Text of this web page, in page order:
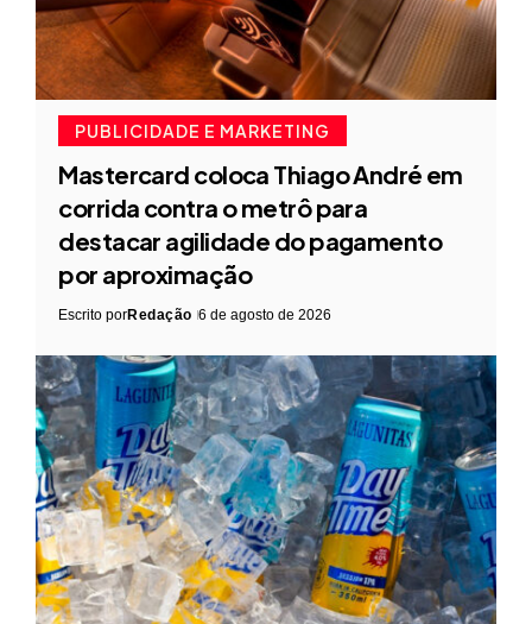
PUBLICIDADE E MARKETING
Mastercard coloca Thiago André em
corrida contra o metrô para
destacar agilidade do pagamento
por aproximação
Escrito porRedação 6 de agosto de 2026